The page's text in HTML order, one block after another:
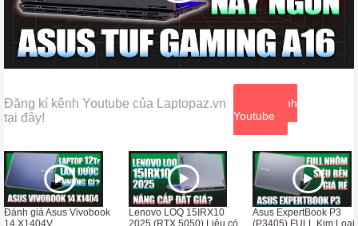
Đăng kí kênh Youtube của Laptopaz.vn
tại đây!
Xem kênh
Youtube
Đánh giá Asus Vivobook
Lenovo LOQ 15IRX10
Asus ExpertBook P3